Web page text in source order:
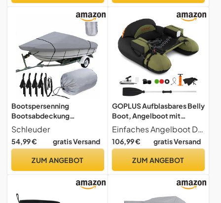
Bootspersenning
Bootsabdeckung
Persenning Schlauchboot
Bootsplane, 420D Oxford
Gewebe Bootspersenning
Anti-UV Bootsplane, für V-
Angelboot,Llight Gray (11-
13FT-V)
Schleuder
54,99 € gratis Versand
ZUM ANGEBOT
GOPLUS Aufblasbares Belly
Boot, Angelboot mit
Aluminium-Paddel,
Flossen, Luftpumpe,
Verstellbarer
Staufächer, Schlauchboot
Einfaches Angelboot Dieses einzigartige aufblasbare Boot hat die Maße 111 x 104 x 46 cm und ist perfekt für das Angeln allein. Das enthaltene Paddel und die Flossen erleichtern das Navigieren mit dem Boot auf dem Wasser und ermöglichen ein schnelleres und effizienteres Erreichen Ihrer Angelziele.
106,99 € gratis Versand
ZUM ANGEBOT